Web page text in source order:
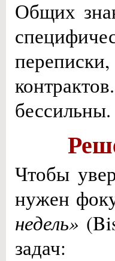
Общих
бессильны.
Чтобы
нужен
недель»
задач: